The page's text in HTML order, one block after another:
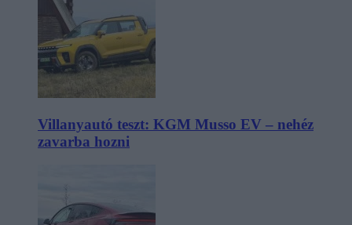
Villanyautó teszt: KGM Musso EV – nehéz
zavarba hozni